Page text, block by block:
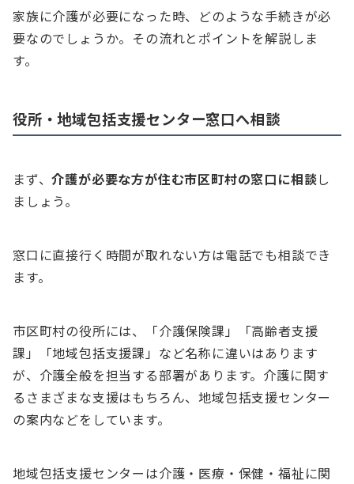
家族に介護が必要になった時、どのような手続きが必
要なのでしょうか。その流れとポイントを解説しま
す。
役所・地域包括支援センター窓口へ相談
まず、介護が必要な方が住む市区町村の窓口に相談し
ましょう。
窓口に直接行く時間が取れない方は電話でも相談でき
ます。
市区町村の役所には、「介護保険課」「高齢者支援
課」「地域包括支援課」など名称に違いはあります
が、介護全般を担当する部署があります。介護に関す
るさまざまな支援はもちろん、地域包括支援センター
の案内などをしています。
地域包括支援センターは介護・医療・保健・福祉に関